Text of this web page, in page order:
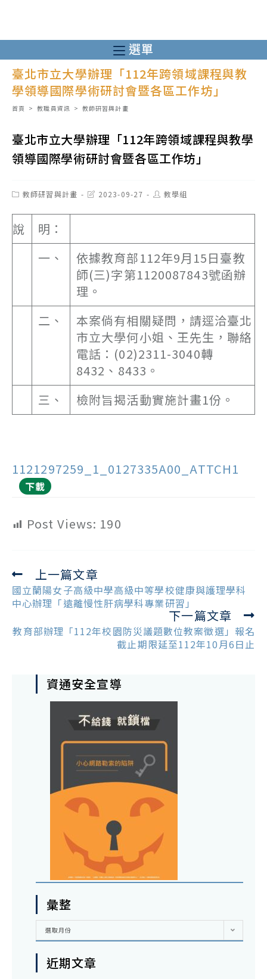
至
主
內
選單
臺北市立大學辦理「112年跨領域課程與教
學領導國際學術研討會暨各區工作坊」
首頁 > 教職員資訊 > 教師研習與計畫
臺北市立大學辦理「112年跨領域課程與教學
領導國際學術研討會暨各區工作坊」
Post教師研習與計畫
Post2023-09-27
Post教學組
說
明：
一、
依據教育部112年9月15日臺教
師(三)字第1120087843號函辦
理。
二、
本案倘有相關疑問，請逕洽臺北
市立大學何小姐、王先生，聯絡
電話：(02)2311-3040轉
8432、8433。
三、
檢附旨揭活動實施計畫1份。
1121297259_1_0127335A00_ATTCH1
下載
Post Views: 190
Read
more
articles
上一篇文章
國立蘭陽女子高級中學高級中等學校健康與護理學科
中心辦理「遠離慢性肝病學科專業研習」
下一篇文章
教育部辦理「112年校園防災議題數位教案徵選」報名
截止期限延至112年10月6日止
資通安全宣導
彙整
彙
選取月份
近期文章